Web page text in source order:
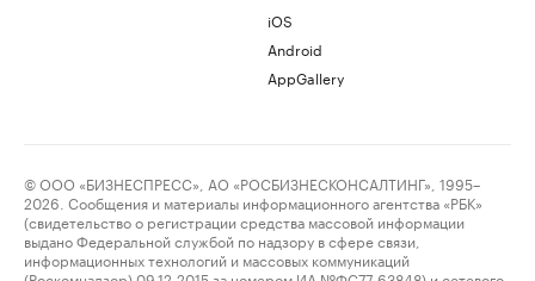
iOS
Android
AppGallery
© ООО «БИЗНЕСПРЕСС», АО «РОСБИЗНЕСКОНСАЛТИНГ», 1995–
2026. Сообщения и материалы информационного агентства «РБК»
(свидетельство о регистрации средства массовой информации
выдано Федеральной службой по надзору в сфере связи,
информационных технологий и массовых коммуникаций